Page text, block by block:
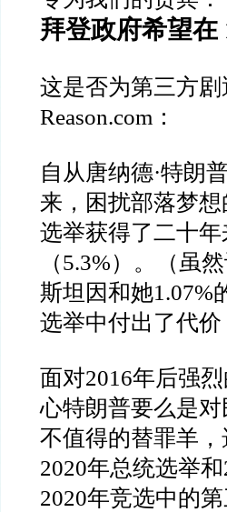
拜登政府希望在
这是否为第三方剧
Reason.com ：
自从唐纳德·特朗
来，困扰部落梦
选举获得了二十
（5.3%）。（虽
斯坦因和她1.07%
选举中付出了代
面对2016年后强
心特朗普要么是
不值得的替罪羊
2020年总统选举和
2020年竞选中的